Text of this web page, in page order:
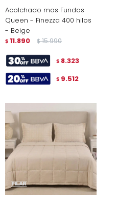
Acolchado mas Fundas
Queen - Finezza 400 hilos
- Beige
$ 11.890 $ 15.990
$ 8.323
$ 9.512